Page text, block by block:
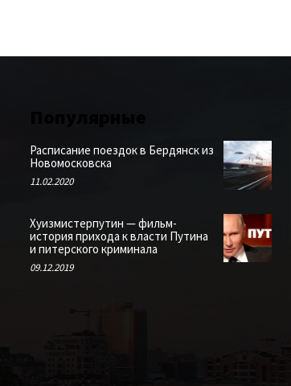
Расписание поездок в Бердянск из
Новомосковска
11.02.2020
Хуизмистерпутин — фильм-
история прихода к власти Путина
и питерского криминала
09.12.2019